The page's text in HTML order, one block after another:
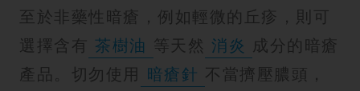
至於非藥性暗瘡，例如輕微的丘疹，則可
選擇含有 茶樹油 等天然 消炎 成分的暗瘡
產品。切勿使用 暗瘡針 不當擠壓膿頭，